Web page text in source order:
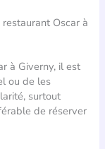
Oscar à
à Giverny, il est
ou de les
surtout
de réserver